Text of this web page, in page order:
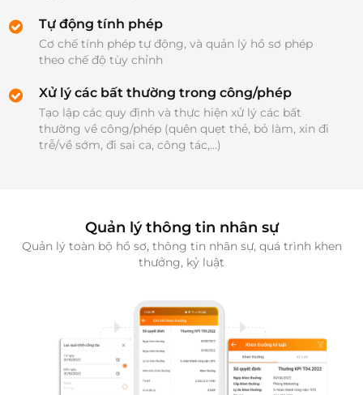
Tự động tính phép
Cơ chế tính phép tự động, và quản lý hồ sơ phép
theo chế độ tùy chỉnh
Xử lý các bất thường trong công/phép
Tạo lập các quy định và thực hiện xử lý các bất
thường về công/phép (quên quẹt thẻ, bỏ làm, xin đi
trễ/về sớm, đi sai ca, công tác,…)
Quản lý thông tin nhân sự
Quản lý toàn bộ hồ sơ, thông tin nhân sự, quá trình khen
thưởng, kỷ luật